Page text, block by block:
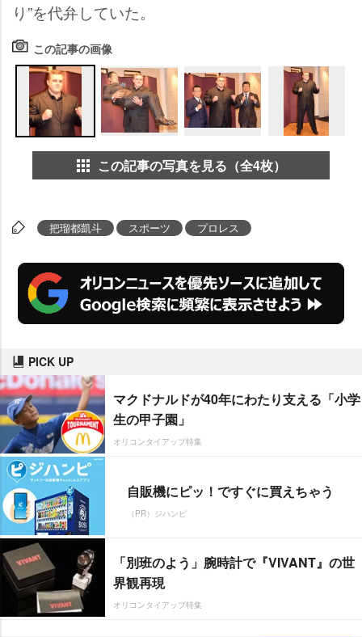
り”を代弁していた。
この記事の画像
この記事の写真を見る（全4枚）
把瑠都凱斗 スポーツ プロレス
PICK UP
マクドナルドが40年にわたり支える「小学
生の甲子園」
オリコンタイアップ特集
自販機にピッ！ですぐに買えちゃう
（PR）ジハンピ
「別班のよう」腕時計で『VIVANT』の世
界観再現
オリコンタイアップ特集